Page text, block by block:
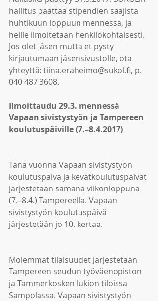
hallitus päättää stipendien saajista
huhtikuun loppuun mennessä, ja
heille ilmoitetaan henkilökohtaisesti.
Jos olet jäsen mutta et pysty
kirjautumaan jäsensivustolle, ota
yhteyttä: tiina.eraheimo@sukol.fi, p.
040 487 3608.
Ilmoittaudu 29.3. mennessä
Vapaan sivistystyön ja Tampereen
koulutuspäiville (7.–8.4.2017)
Tänä vuonna Vapaan sivistystyön
koulutuspäivä ja kevätkoulutuspäivät
järjestetään samana viikonloppuna
(7.–8.4.) Tampereella. Vapaan
sivistystyön koulutuspäivä
järjestetään jo 10. kertaa.
Molemmat tilaisuudet järjestetään
Tampereen seudun työväenopiston
ja Tammerkosken lukion tiloissa
Sampolassa. Vapaan sivistystyön